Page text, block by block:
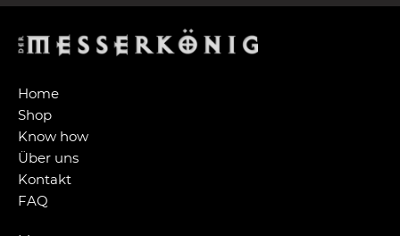
Home
Shop
Know how
Über uns
Kontakt
FAQ